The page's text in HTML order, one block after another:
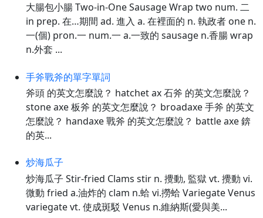
大腸包小腸 Two-in-One Sausage Wrap two num. 二
in prep. 在…期間 ad. 進入 a. 在裡面的 n. 執政者 one n.
一(個) pron.一 num.一 a.一致的 sausage n.香腸 wrap
n.外套 ...
手斧戰斧的單字單詞
斧頭 的英文怎麼說？ hatchet ax 石斧 的英文怎麼說？
stone axe 板斧 的英文怎麼說？ broadaxe 手斧 的英文
怎麼說？ handaxe 戰斧 的英文怎麼說？ battle axe 錛
的英...
炒海瓜子
炒海瓜子 Stir-fried Clams stir n. 攪動, 監獄 vt. 攪動 vi.
微動 fried a.油炸的 clam n.蛤 vi.撈蛤 Variegate Venus
variegate vt. 使成斑駁 Venus n.維納斯(愛與美...